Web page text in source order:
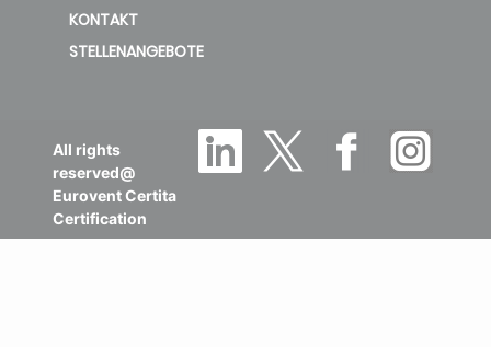
KONTAKT
STELLENANGEBOTE
All rights
reserved@
Eurovent Certita
Certification